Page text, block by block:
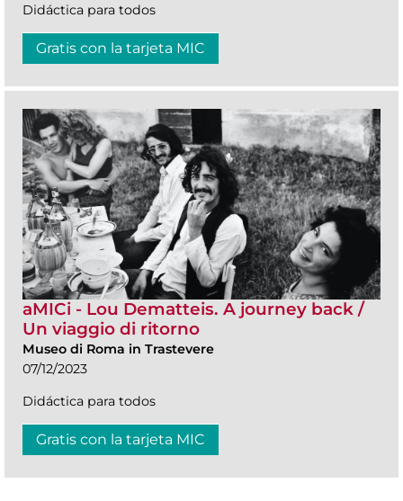
Didáctica para todos
Gratis con la tarjeta MIC
aMICi - Lou Dematteis. A journey back /
Un viaggio di ritorno
Museo di Roma in Trastevere
07/12/2023
Didáctica para todos
Gratis con la tarjeta MIC